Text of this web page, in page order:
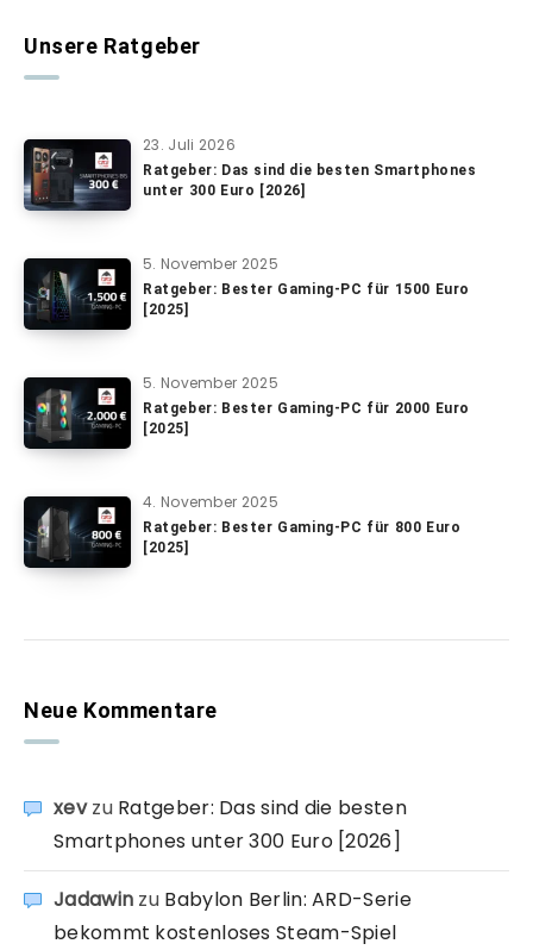
Unsere Ratgeber
23. Juli 2026
Ratgeber: Das sind die besten Smartphones
unter 300 Euro [2026]
5. November 2025
Ratgeber: Bester Gaming-PC für 1500 Euro
[2025]
5. November 2025
Ratgeber: Bester Gaming-PC für 2000 Euro
[2025]
4. November 2025
Ratgeber: Bester Gaming-PC für 800 Euro
[2025]
Neue Kommentare
xevzu Ratgeber: Das sind die besten
Smartphones unter 300 Euro [2026]
Jadawin zu Babylon Berlin: ARD-Serie
bekommt kostenloses Steam-Spiel